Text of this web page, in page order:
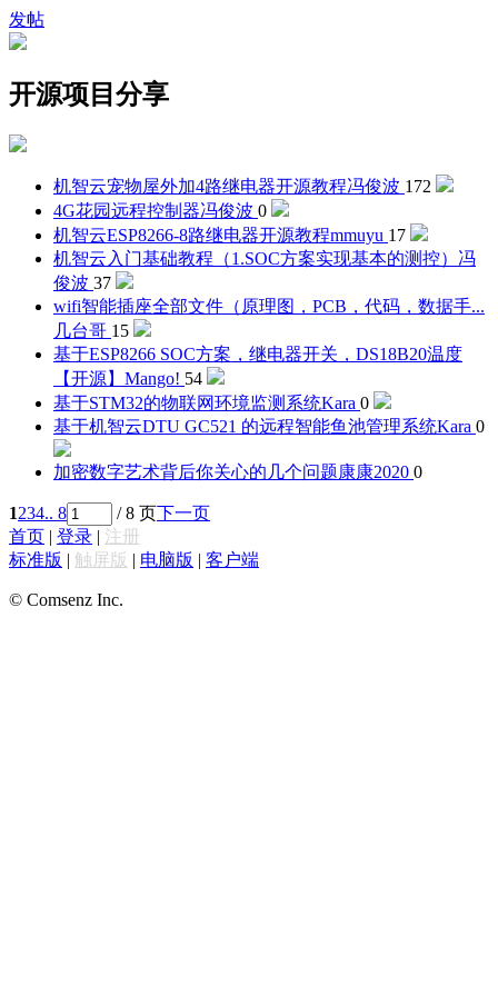
发帖
开源项目分享
机智云宠物屋外加4路继电器开源教程冯俊波 172
4G花园远程控制器冯俊波 0
机智云ESP8266-8路继电器开源教程mmuyu 17
机智云入门基础教程（1.SOC方案实现基本的测控） 冯
俊波 37
wifi智能插座全部文件（原理图，PCB，代码，数据手...
几台哥 15
基于ESP8266 SOC方案，继电器开关，DS18B20温度
【开源】 Mango! 54
基于STM32的物联网环境监测系统Kara 0
基于机智云DTU GC521 的远程智能鱼池管理系统Kara 0
加密数字艺术背后你关心的几个问题康康2020 0
1234.. 8 / 8 页下一页
首页 | 登录 | 注册
标准版 | 触屏版 | 电脑版 | 客户端
© Comsenz Inc.